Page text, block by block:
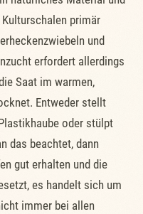
primär
und
erfordert allerdings
Saat im warmen,
Entweder stellt
oder stülpt
das beachtet, dann
gut erhalten und die
es handelt sich um
immer bei allen